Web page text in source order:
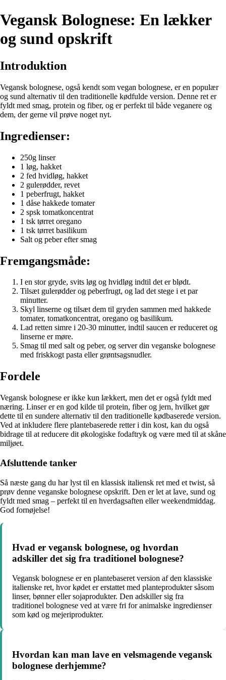
Vegansk Bolognese: En lækker
og sund opskrift
Introduktion
Vegansk bolognese, også kendt som vegan bolognese, er en populær
og sund alternativ til den traditionelle kødfulde version. Denne ret er
fyldt med smag, protein og fiber, og er perfekt til både veganere og
dem, der gerne vil prøve noget nyt.
Ingredienser:
250g linser
1 løg, hakket
2 fed hvidløg, hakket
2 gulerødder, revet
1 peberfrugt, hakket
1 dåse hakkede tomater
2 spsk tomatkoncentrat
1 tsk tørret oregano
1 tsk tørret basilikum
Salt og peber efter smag
Fremgangsmåde:
I en stor gryde, svits løg og hvidløg indtil det er blødt.
Tilsæt gulerødder og peberfrugt, og lad det stege i et par
minutter.
Skyl linserne og tilsæt dem til gryden sammen med hakkede
tomater, tomatkoncentrat, oregano og basilikum.
Lad retten simre i 20-30 minutter, indtil saucen er reduceret og
linserne er møre.
Smag til med salt og peber, og server din veganske bolognese
med friskkogt pasta eller grøntsagsnudler.
Fordele
Vegansk bolognese er ikke kun lækkert, men det er også fyldt med
næring. Linser er en god kilde til protein, fiber og jern, hvilket gør
dette til en sundere alternativ til den traditionelle kødbaserede version.
Ved at inkludere flere plantebaserede retter i din kost, kan du også
bidrage til at reducere dit økologiske fodaftryk og være med til at skåne
miljøet.
Afsluttende tanker
Så næste gang du har lyst til en klassisk italiensk ret med et twist, så
prøv denne veganske bolognese opskrift. Den er let at lave, sund og
fyldt med smag – perfekt til en hverdagsaften eller weekendmiddag.
God fornøjelse!
Hvad er vegansk bolognese, og hvordan
adskiller det sig fra traditionel bolognese?
Vegansk bolognese er en plantebaseret version af den klassiske
italienske ret, hvor kødet er erstattet med planteprodukter såsom
linser, bønner eller sojaprodukter. Den adskiller sig fra
traditionel bolognese ved at være fri for animalske ingredienser
som kød og mejeriprodukter.
Hvordan kan man lave en velsmagende vegansk
bolognese derhjemme?